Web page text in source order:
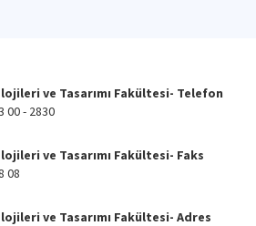
ve Tasarımı Fakültesi- Telefon
00 - 2830
ve Tasarımı Fakültesi- Faks
08
ve Tasarımı Fakültesi- Adres